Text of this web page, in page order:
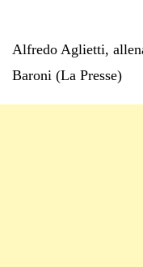
Alfredo Aglietti,
Baroni (La Presse)